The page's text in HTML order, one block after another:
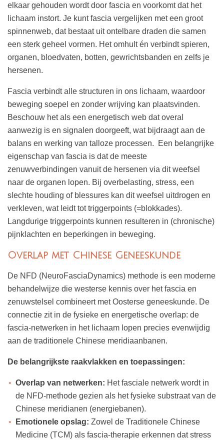
elkaar gehouden wordt door fascia en voorkomt dat het
lichaam instort. Je kunt fascia vergelijken met een groot
spinnenweb, dat bestaat uit ontelbare draden die samen
een sterk geheel vormen. Het omhult én verbindt spieren,
organen, bloedvaten, botten, gewrichtsbanden en zelfs je
hersenen.
Fascia verbindt alle structuren in ons lichaam, waardoor
beweging soepel en zonder wrijving kan plaatsvinden.
Beschouw het als een energetisch web dat overal
aanwezig is en signalen doorgeeft, wat bijdraagt aan de
balans en werking van talloze processen.
Een belangrijke
eigenschap van fascia is dat de meeste
zenuwverbindingen vanuit de hersenen via dit weefsel
naar de organen lopen. Bij overbelasting, stress, een
slechte houding of blessures kan dit weefsel uitdrogen en
verkleven, wat leidt tot triggerpoints (=blokkades).
Langdurige triggerpoints kunnen resulteren in (chronische)
pijnklachten en beperkingen in beweging.
Overlap met Chinese Geneeskunde
De NFD (NeuroFasciaDynamics) methode is een moderne
behandelwijze die westerse kennis over het fascia en
zenuwstelsel combineert met Oosterse geneeskunde. De
connectie zit in de fysieke en energetische overlap: de
fascia-netwerken in het lichaam lopen precies evenwijdig
aan de traditionele Chinese meridiaanbanen.
De belangrijkste raakvlakken en toepassingen:
Overlap van netwerken: Het fasciale netwerk wordt in
de NFD-methode gezien als het fysieke substraat van de
Chinese meridianen (energiebanen).
Emotionele opslag: Zowel de Traditionele Chinese
Medicine (TCM) als fascia-therapie erkennen dat stress